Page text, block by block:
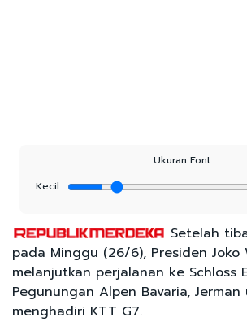
Ukuran Font
Kecil
Setelah
pada Minggu (26/6), Presiden Joko
melanjutkan perjalanan ke Schloss
Pegunungan Alpen Bavaria,
menghadiri KTT G7.